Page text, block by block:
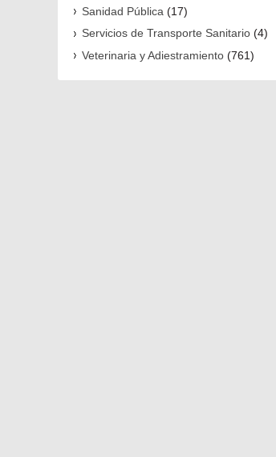
Sanidad Pública(17)
Servicios de Transporte Sanitario(4)
Veterinaria y Adiestramiento(761)